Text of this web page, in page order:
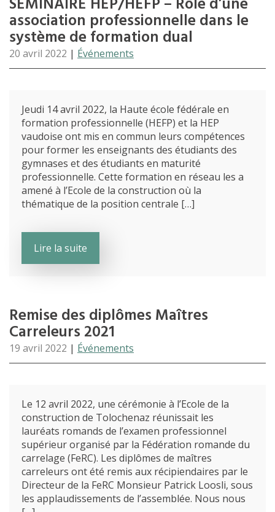
association professionnelle dans le
système de formation dual
20 avril 2022 | Événements
Jeudi 14 avril 2022, la Haute école fédérale en
formation professionnelle (HEFP) et la HEP
vaudoise ont mis en commun leurs compétences
pour former les enseignants des étudiants des
gymnases et des étudiants en maturité
professionnelle. Cette formation en réseau les a
amené à l’Ecole de la construction où la
thématique de la position centrale […]
Lire la suite
Remise des diplômes Maîtres
Carreleurs 2021
19 avril 2022 | Événements
Le 12 avril 2022, une cérémonie à l’Ecole de la
construction de Tolochenaz réunissait les
lauréats romands de l’examen professionnel
supérieur organisé par la Fédération romande du
carrelage (FeRC). Les diplômes de maîtres
carreleurs ont été remis aux récipiendaires par le
Directeur de la FeRC Monsieur Patrick Loosli, sous
les applaudissements de l’assemblée. Nous nous